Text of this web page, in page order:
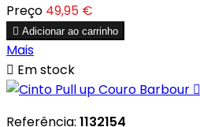
Preço 49,95 €
 Adicionar ao carrinho
Mais
 Em stock

Referência: 1132154